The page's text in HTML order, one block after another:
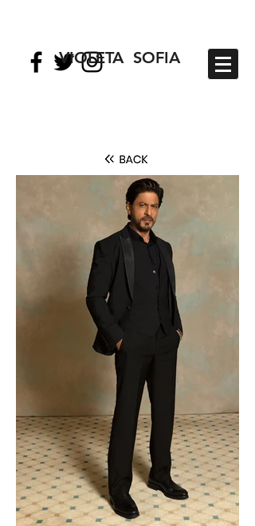
VIOLETA SOFIA